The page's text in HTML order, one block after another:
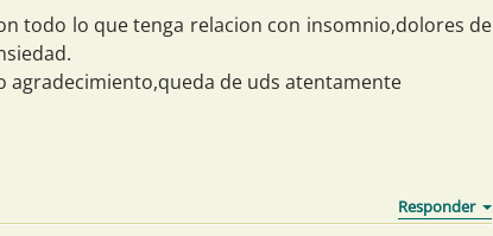
todo lo que tenga relacion con insomnio,dolores de
agradecimiento,queda de uds atentamente